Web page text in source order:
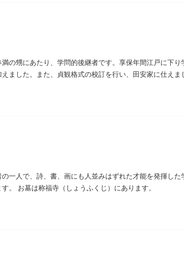
の甥にあたり、学問的後継者です。享保年間江戸に下
ました。また、貞観格式の校訂を行い、田安家に仕え
一人で、詩、書、画にも人並みはずれた才能を発揮し
。 お墓は称福寺（しょうふくじ）にあります。